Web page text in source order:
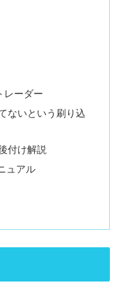
レーダー
ないという刷り込
付け解説
ュアル